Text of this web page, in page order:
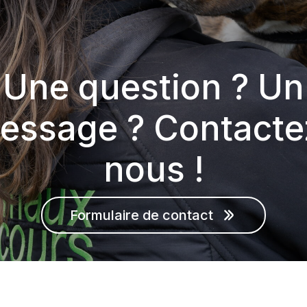
Une question ? Un
?
nous !
Formulaire de contact